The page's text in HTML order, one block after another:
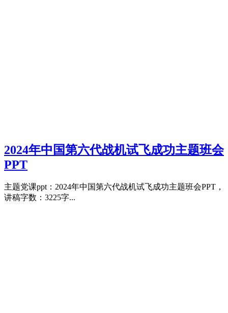
2024年中国第六代战机试飞成功主题班会
PPT
主题党课ppt：2024年中国第六代战机试飞成功主题班会PPT，
讲稿字数：3225字...